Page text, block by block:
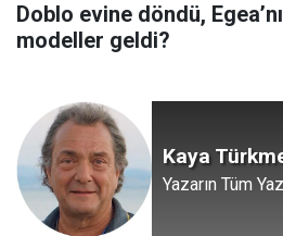
Doblo evine döndü,
modeller geldi?
Kaya
Yazarın Tüm